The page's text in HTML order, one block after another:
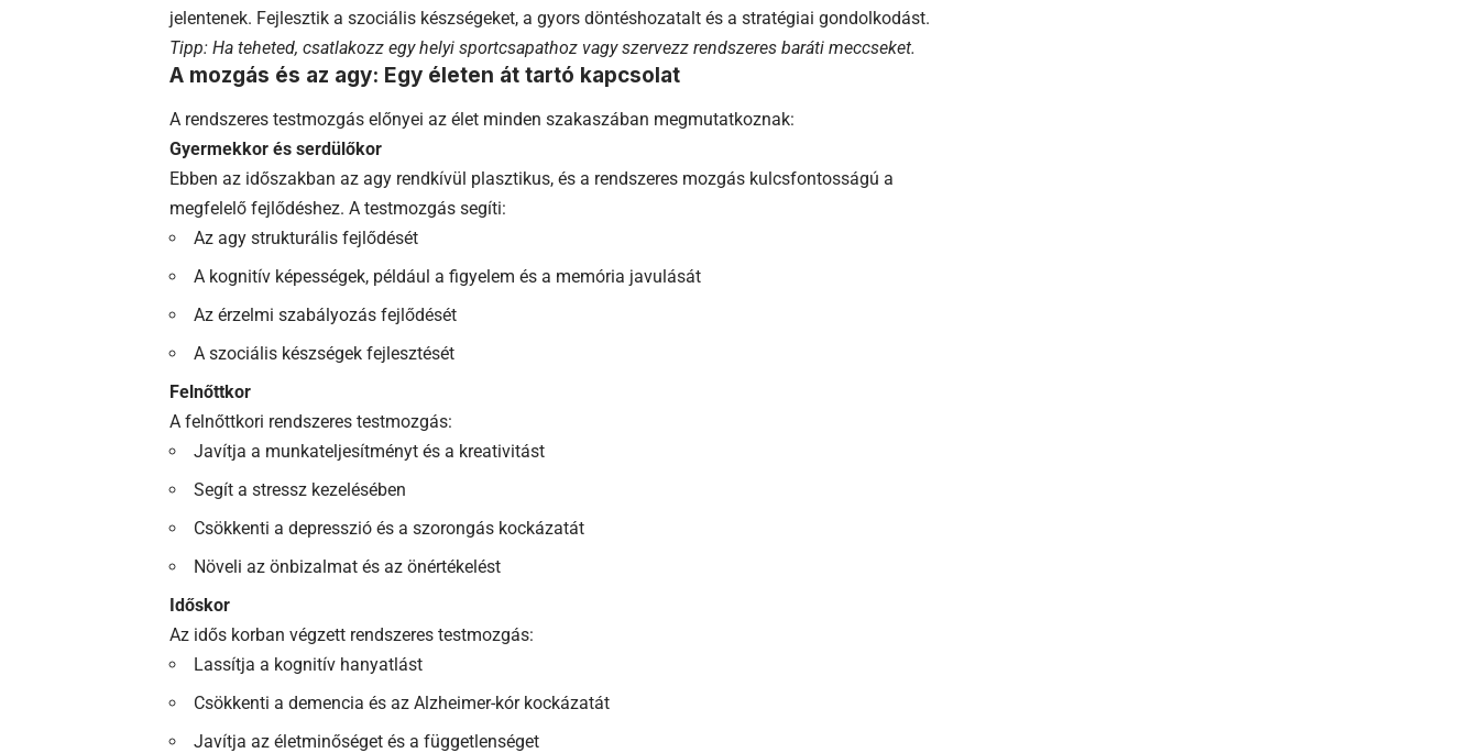
jelentenek. Fejlesztik a szociális készségeket, a gyors döntéshozatalt és a stratégiai gondolkodást.
Tipp: Ha teheted, csatlakozz egy helyi sportcsapathoz vagy szervezz rendszeres baráti meccseket.
A mozgás és az agy: Egy életen át tartó kapcsolat
A rendszeres testmozgás előnyei az élet minden szakaszában megmutatkoznak:
Gyermekkor és serdülőkor
Ebben az időszakban az agy rendkívül plasztikus, és a rendszeres mozgás kulcsfontosságú a
megfelelő fejlődéshez. A testmozgás segíti:
Az agy strukturális fejlődését
A kognitív képességek, például a figyelem és a memória javulását
Az érzelmi szabályozás fejlődését
A szociális készségek fejlesztését
Felnőttkor
A felnőttkori rendszeres testmozgás:
Javítja a munkateljesítményt és a kreativitást
Segít a stressz kezelésében
Csökkenti a depresszió és a szorongás kockázatát
Növeli az önbizalmat és az önértékelést
Időskor
Az idős korban végzett rendszeres testmozgás:
Lassítja a kognitív hanyatlást
Csökkenti a demencia és az Alzheimer-kór kockázatát
Javítja az életminőséget és a függetlenséget